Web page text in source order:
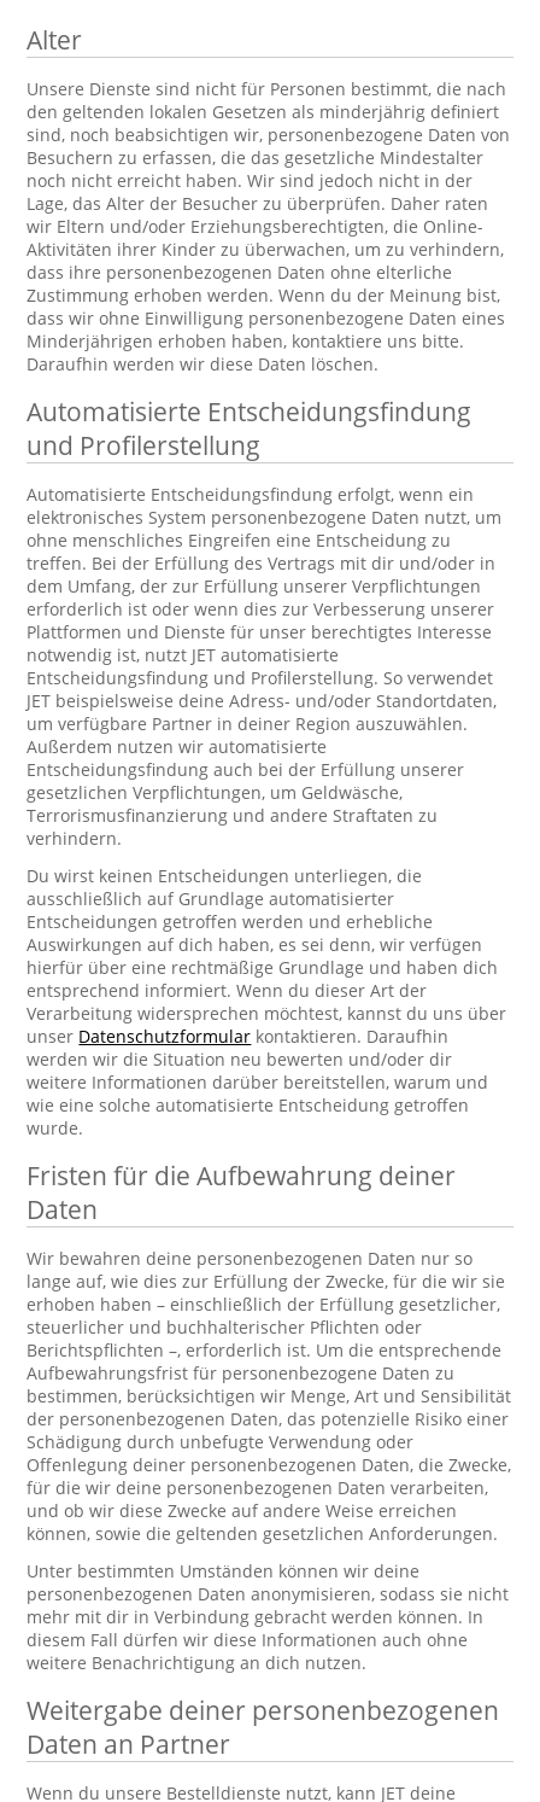
Alter
Unsere Dienste sind nicht für Personen bestimmt, die nach
den geltenden lokalen Gesetzen als minderjährig definiert
sind, noch beabsichtigen wir, personenbezogene Daten von
Besuchern zu erfassen, die das gesetzliche Mindestalter
noch nicht erreicht haben. Wir sind jedoch nicht in der
Lage, das Alter der Besucher zu überprüfen. Daher raten
wir Eltern und/oder Erziehungsberechtigten, die Online-
Aktivitäten ihrer Kinder zu überwachen, um zu verhindern,
dass ihre personenbezogenen Daten ohne elterliche
Zustimmung erhoben werden. Wenn du der Meinung bist,
dass wir ohne Einwilligung personenbezogene Daten eines
Minderjährigen erhoben haben, kontaktiere uns bitte.
Daraufhin werden wir diese Daten löschen.
Automatisierte Entscheidungsfindung
und Profilerstellung
Automatisierte Entscheidungsfindung erfolgt, wenn ein
elektronisches System personenbezogene Daten nutzt, um
ohne menschliches Eingreifen eine Entscheidung zu
treffen. Bei der Erfüllung des Vertrags mit dir und/oder in
dem Umfang, der zur Erfüllung unserer Verpflichtungen
erforderlich ist oder wenn dies zur Verbesserung unserer
Plattformen und Dienste für unser berechtigtes Interesse
notwendig ist, nutzt JET automatisierte
Entscheidungsfindung und Profilerstellung. So verwendet
JET beispielsweise deine Adress- und/oder Standortdaten,
um verfügbare Partner in deiner Region auszuwählen.
Außerdem nutzen wir automatisierte
Entscheidungsfindung auch bei der Erfüllung unserer
gesetzlichen Verpflichtungen, um Geldwäsche,
Terrorismusfinanzierung und andere Straftaten zu
verhindern.
Du wirst keinen Entscheidungen unterliegen, die
ausschließlich auf Grundlage automatisierter
Entscheidungen getroffen werden und erhebliche
Auswirkungen auf dich haben, es sei denn, wir verfügen
hierfür über eine rechtmäßige Grundlage und haben dich
entsprechend informiert. Wenn du dieser Art der
Verarbeitung widersprechen möchtest, kannst du uns über
unser Datenschutzformular kontaktieren. Daraufhin
werden wir die Situation neu bewerten und/oder dir
weitere Informationen darüber bereitstellen, warum und
wie eine solche automatisierte Entscheidung getroffen
wurde.
Fristen für die Aufbewahrung deiner
Daten
Wir bewahren deine personenbezogenen Daten nur so
lange auf, wie dies zur Erfüllung der Zwecke, für die wir sie
erhoben haben – einschließlich der Erfüllung gesetzlicher,
steuerlicher und buchhalterischer Pflichten oder
Berichtspflichten –, erforderlich ist. Um die entsprechende
Aufbewahrungsfrist für personenbezogene Daten zu
bestimmen, berücksichtigen wir Menge, Art und Sensibilität
der personenbezogenen Daten, das potenzielle Risiko einer
Schädigung durch unbefugte Verwendung oder
Offenlegung deiner personenbezogenen Daten, die Zwecke,
für die wir deine personenbezogenen Daten verarbeiten,
und ob wir diese Zwecke auf andere Weise erreichen
können, sowie die geltenden gesetzlichen Anforderungen.
Unter bestimmten Umständen können wir deine
personenbezogenen Daten anonymisieren, sodass sie nicht
mehr mit dir in Verbindung gebracht werden können. In
diesem Fall dürfen wir diese Informationen auch ohne
weitere Benachrichtigung an dich nutzen.
Weitergabe deiner personenbezogenen
Daten an Partner
Wenn du unsere Bestelldienste nutzt, kann JET deine